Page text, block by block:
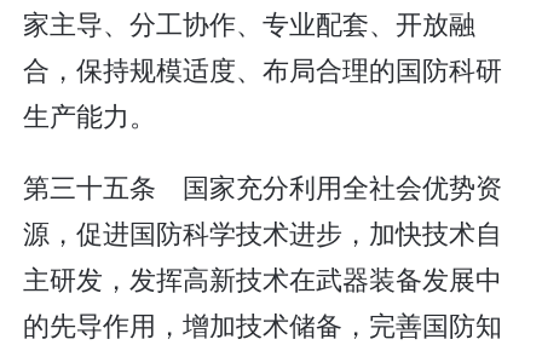
家主导、分工协作、专业配套、开放融
合，保持规模适度、布局合理的国防科研
生产能力。
第三十五条 国家充分利用全社会优势资
源，促进国防科学技术进步，加快技术自
主研发，发挥高新技术在武器装备发展中
的先导作用，增加技术储备，完善国防知